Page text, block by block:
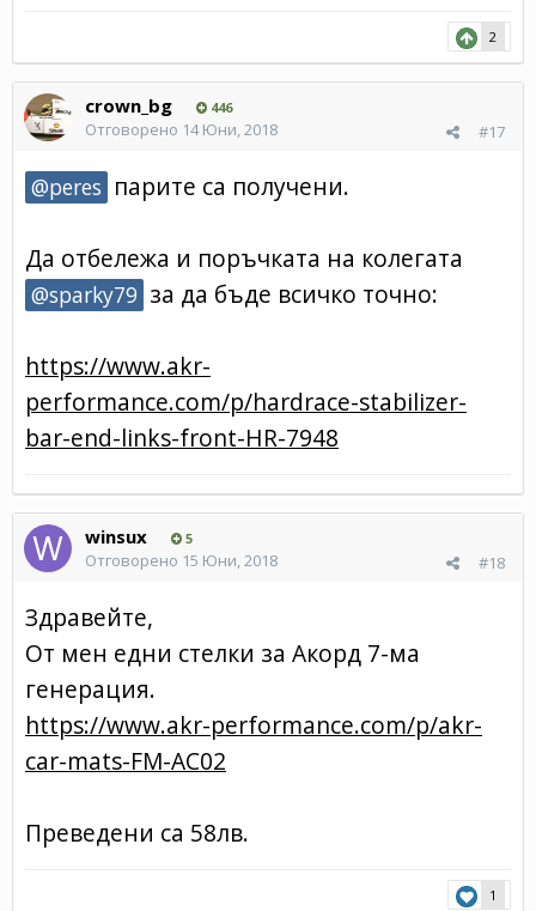
2
crown_bg 446
#17
Отговорено 14 Юни, 2018
@peres парите са получени.
Да отбележа и поръчката на колегата
@sparky79 за да бъде всичко точно:
https://www.akr-
performance.com/p/hardrace-stabilizer-
bar-end-links-front-HR-7948
winsux 5
#18
Отговорено 15 Юни, 2018
Здравейте,
От мен едни стелки за Акорд 7-ма
генерация.
https://www.akr-performance.com/p/akr-
car-mats-FM-AC02
Преведени са 58лв.
1